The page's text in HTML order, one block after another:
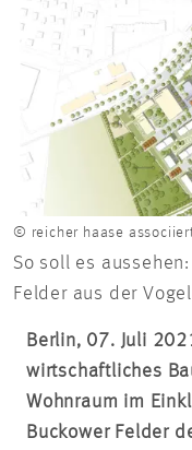
© reicher haase
So soll es
Felder aus der
Berlin, 07. Juli
wirtschaftliches
Wohnraum im
Buckower Felder